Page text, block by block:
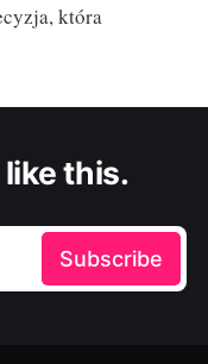
która
this.
Subscribe